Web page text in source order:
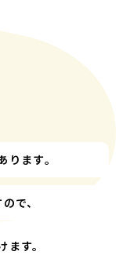
ます。
で、
す。